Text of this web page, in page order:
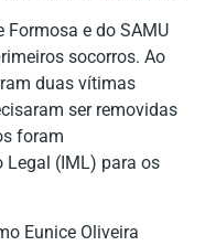
Formosa e do SAMU
socorros. Ao
duas vítimas
ser removidas
foram
(IML) para os
Eunice Oliveira